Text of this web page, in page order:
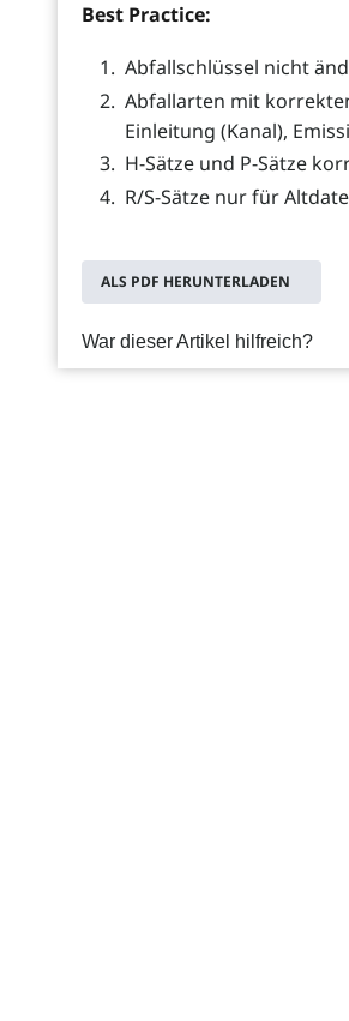
Best Practice:
Abfallschlüssel nicht
Abfallarten mit
Einleitung (Kanal),
H-Sätze und P-Sätze
R/S-Sätze nur für
ALS PDF HERUNTERLADEN
War dieser Artikel hilfreich?